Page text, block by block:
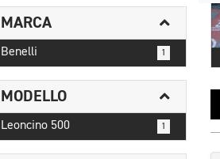
MARCA
Benelli 1
MODELLO
Leoncino 500 1